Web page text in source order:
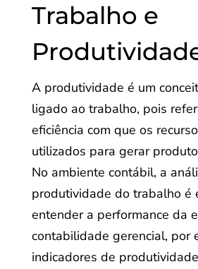
Trabalho e
A produtividade é um
ligado ao trabalho, pois
eficiência com que os
utilizados para gerar
No ambiente contábil, a
produtividade do trabalho é
entender a performance da
contabilidade gerencial, por
indicadores de